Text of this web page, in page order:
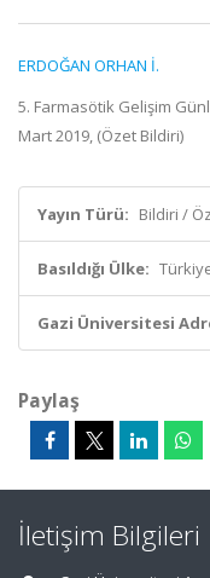
ERDOĞAN ORHAN İ.
5. Farmasötik Gelişim
Mart 2019, (Özet Bildiri)
Yayın Türü: Bildiri /
Basıldığı Ülke:
Gazi Üniversitesi
Paylaş
İletişim Bilgileri